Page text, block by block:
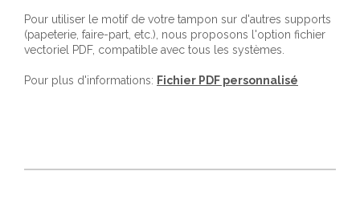
Pour utiliser le motif de votre tampon sur d'autres supports
(papeterie, faire-part, etc.), nous proposons l'option fichier
vectoriel PDF, compatible avec tous les systèmes.
Pour plus d'informations: Fichier PDF personnalisé